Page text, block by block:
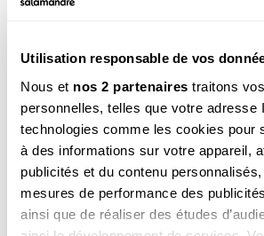
Utilisation responsable de vos
Nous et nos 2 partenaires traitons
personnelles, telles que votre adresse
technologies comme les cookies pour
à des informations sur votre appareil,
publicités et du contenu
mesures de performance des
ainsi que de réaliser des études
NOS 3 REVUES